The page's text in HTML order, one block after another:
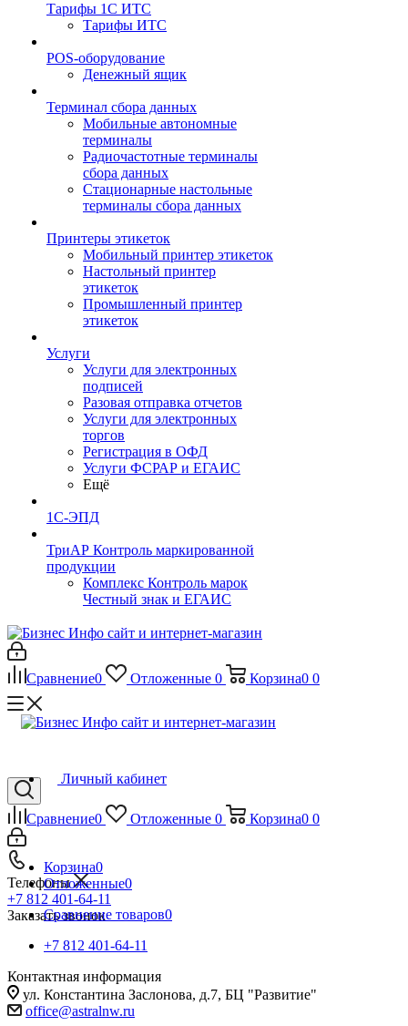
Тарифы 1С ИТС
Тарифы ИТС
POS-оборудование
Денежный ящик
Терминал сбора данных
Мобильные автономные
терминалы
Радиочастотные терминалы
сбора данных
Стационарные настольные
терминалы сбора данных
Принтеры этикеток
Мобильный принтер этикеток
Настольный принтер
этикеток
Промышленный принтер
этикеток
Услуги
Услуги для электронных
подписей
Разовая отправка отчетов
Услуги для электронных
торгов
Регистрация в ОФД
Услуги ФСРАР и ЕГАИС
Ещё
1С-ЭПД
ТриАР Контроль маркированной
продукции
Комплекс Контроль марок
Честный знак и ЕГАИС
Сравнение0 Отложенные 0 Корзина0 0
Сравнение0 Отложенные 0 Корзина0 0
Телефоны
+7 812 401-64-11
Заказать звонок
Личный кабинет
Корзина0
Отложенные0
Сравнение товаров0
+7 812 401-64-11
Контактная информация
ул. Константина Заслонова, д.7, БЦ "Развитие"
office@astralnw.ru